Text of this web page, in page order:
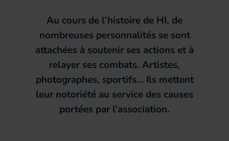
Au cours de l’histoire de HI, de
nombreuses personnalités se sont
attachées à soutenir ses actions et à
relayer ses combats. Artistes,
photographes, sportifs… Ils mettent
leur notoriété au service des causes
portées par l’association.